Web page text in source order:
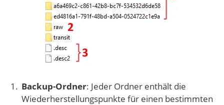
Backup-Ordner: Jeder Ordner enthält die
Wiederherstellungspunkte für einen bestimmten